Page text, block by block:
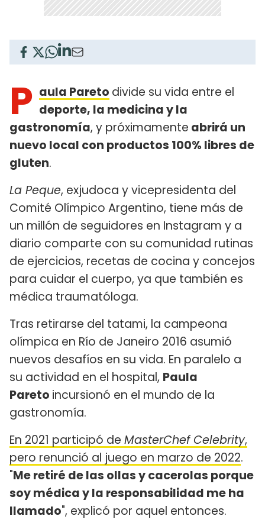
P aula Pareto divide su vida entre el
deporte, la medicina y la
gastronomía, y próximamente abrirá un
nuevo local con productos 100% libres de
gluten.
La Peque, exjudoca y vicepresidenta del
Comité Olímpico Argentino, tiene más de
un millón de seguidores en Instagram y a
diario comparte con su comunidad rutinas
de ejercicios, recetas de cocina y concejos
para cuidar el cuerpo, ya que también es
médica traumatóloga.
Tras retirarse del tatami, la campeona
olímpica en Río de Janeiro 2016 asumió
nuevos desafíos en su vida. En paralelo a
su actividad en el hospital, Paula
Pareto incursionó en el mundo de la
gastronomía.
En 2021 participó de MasterChef Celebrity,
pero renunció al juego en marzo de 2022.
"Me retiré de las ollas y cacerolas porque
soy médica y la responsabilidad me ha
llamado", explicó por aquel entonces.